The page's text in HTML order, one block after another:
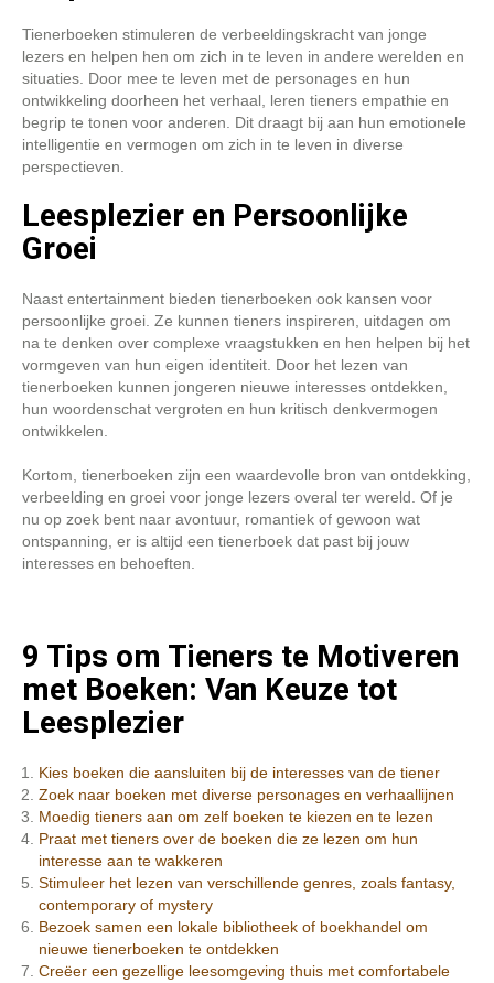
Tienerboeken stimuleren de verbeeldingskracht van jonge
lezers en helpen hen om zich in te leven in andere werelden en
situaties. Door mee te leven met de personages en hun
ontwikkeling doorheen het verhaal, leren tieners empathie en
begrip te tonen voor anderen. Dit draagt bij aan hun emotionele
intelligentie en vermogen om zich in te leven in diverse
perspectieven.
Leesplezier en Persoonlijke
Groei
Naast entertainment bieden tienerboeken ook kansen voor
persoonlijke groei. Ze kunnen tieners inspireren, uitdagen om
na te denken over complexe vraagstukken en hen helpen bij het
vormgeven van hun eigen identiteit. Door het lezen van
tienerboeken kunnen jongeren nieuwe interesses ontdekken,
hun woordenschat vergroten en hun kritisch denkvermogen
ontwikkelen.
Kortom, tienerboeken zijn een waardevolle bron van ontdekking,
verbeelding en groei voor jonge lezers overal ter wereld. Of je
nu op zoek bent naar avontuur, romantiek of gewoon wat
ontspanning, er is altijd een tienerboek dat past bij jouw
interesses en behoeften.
9 Tips om Tieners te Motiveren
met Boeken: Van Keuze tot
Leesplezier
Kies boeken die aansluiten bij de interesses van de tiener
Zoek naar boeken met diverse personages en verhaallijnen
Moedig tieners aan om zelf boeken te kiezen en te lezen
Praat met tieners over de boeken die ze lezen om hun
interesse aan te wakkeren
Stimuleer het lezen van verschillende genres, zoals fantasy,
contemporary of mystery
Bezoek samen een lokale bibliotheek of boekhandel om
nieuwe tienerboeken te ontdekken
Creëer een gezellige leesomgeving thuis met comfortabele